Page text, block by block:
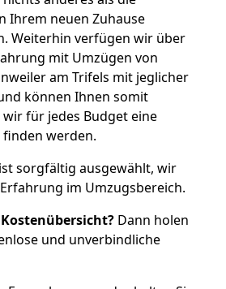
Ihrem neuen Zuhause
Weiterhin verfügen wir über
mit Umzügen von
am Trifels mit jeglicher
können Ihnen somit
für jedes Budget eine
finden werden.
ist sorgfältig ausgewählt, wir
im Umzugsbereich.
Kostenübersicht? Dann holen
und unverbindliche